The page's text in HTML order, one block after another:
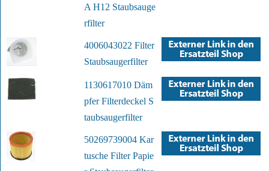
A H12 Staubsauge
rfilter
4006043022 Filter
Staubsaugerfilter
1130617010 Däm
pfer Filterdeckel S
taubsaugerfilter
50269739004 Kar
tusche Filter Papie